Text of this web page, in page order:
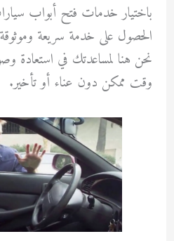
باختيار خدمات فتح أبواب
الحصول على خدمة سريعة
نحن هنا لمساعدتك في استعادة
وقت ممكن دون عناء أو تأخير.